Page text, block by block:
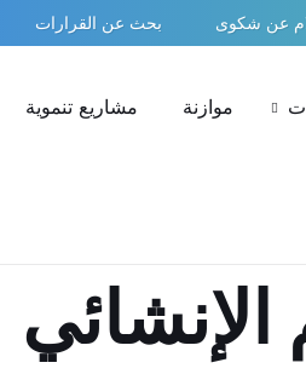
عن شكوى بحث عن القرارات
موازنة مشاريع تنموية
الإنشائي